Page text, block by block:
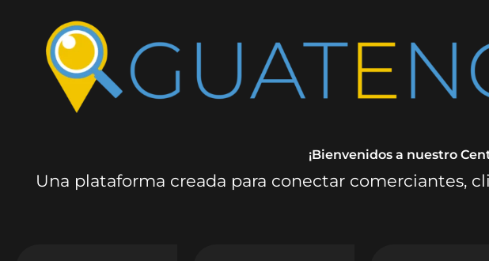
¡Bienvenidos a nuestro
Una plataforma creada para conectar comerciantes,